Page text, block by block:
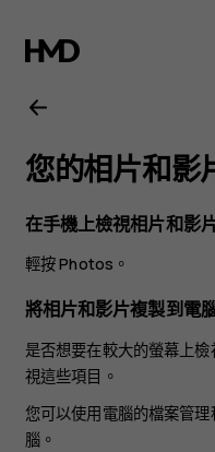
Nokia
X20
用
戶
指
南
您的相片和影
在手機上檢視相片和影
輕按Photos 。
將相片和影片複製到電
是否想要在較大的螢幕上
視這些項目。
您可以使用電腦的檔案管
腦。